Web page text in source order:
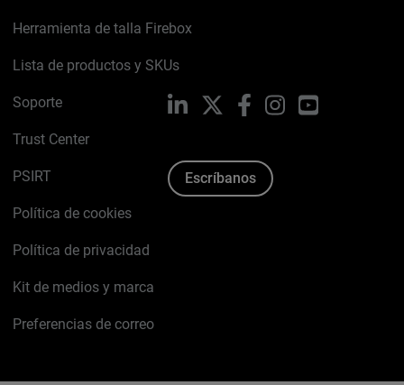
Herramienta de talla Firebox
Lista de productos y SKUs
Soporte
Trust Center
PSIRT
Política de cookies
Política de privacidad
Kit de medios y marca
Preferencias de correo
LinkedIn FacebookInstagramYouTube
Escríbanos